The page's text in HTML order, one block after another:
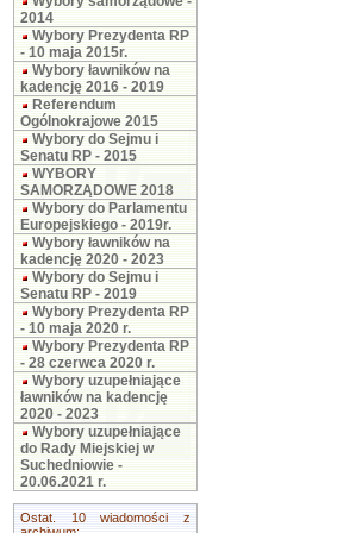
2014
Wybory Prezydenta RP
- 10 maja 2015r.
Wybory ławników na
kadencję 2016 - 2019
Referendum
Ogólnokrajowe 2015
Wybory do Sejmu i
Senatu RP - 2015
WYBORY
SAMORZĄDOWE 2018
Wybory do Parlamentu
Europejskiego - 2019r.
Wybory ławników na
kadencję 2020 - 2023
Wybory do Sejmu i
Senatu RP - 2019
Wybory Prezydenta RP
- 10 maja 2020 r.
Wybory Prezydenta RP
- 28 czerwca 2020 r.
Wybory uzupełniające
ławników na kadencję
2020 - 2023
Wybory uzupełniające
do Rady Miejskiej w
Suchedniowie -
20.06.2021 r.
Ostat. 10 wiadomości z